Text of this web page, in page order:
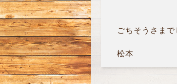
ごちそうさま
松本